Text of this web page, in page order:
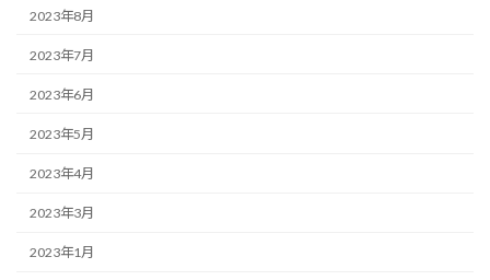
2023年8月
2023年7月
2023年6月
2023年5月
2023年4月
2023年3月
2023年1月